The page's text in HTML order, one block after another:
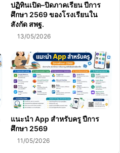
ปฏิทินเปิด–ปิดภาคเรียน ปีการ
ศึกษา 2569 ของโรงเรียนใน
สังกัด สพฐ.
13/05/2026
แนะนำ App สำหรับครู ปีการ
ศึกษา 2569
11/05/2026